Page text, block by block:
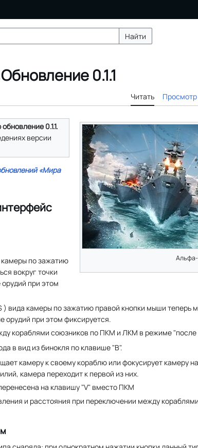
Найти
0.1.1
Читать Просмотр
0.1.1.
версии
«Мира
по зажатию
вокруг точки
при этом
) вида камеры по зажатию правой кнопки мыши теперь
орудий при этом фиксируется.
кораблями союзников по ПКМ и ЛКМ в режиме "после
в вид из бинокля по клавише "B".
камеру к своему кораблю или фокусирует камеру
камера переходит к первой из них.
на клавишу "V" вместо ПКМ
и расстояния при переключении между